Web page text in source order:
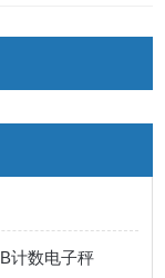
计数电子秤